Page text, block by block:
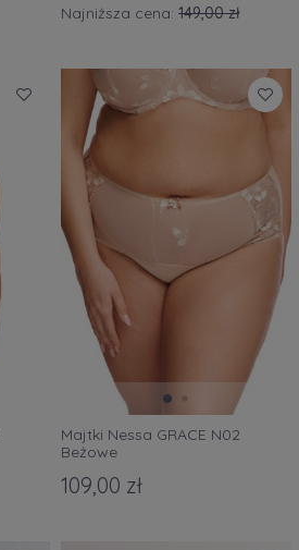
Najniższa cena: 149,00 zł
Majtki Nessa GRACE N02
Beżowe
109,00 zł